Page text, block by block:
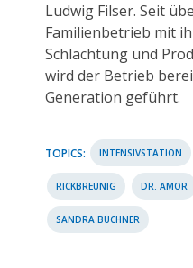
Ludwig Filser. Seit
Familienbetrieb mit
Schlachtung und
wird der Betrieb
Generation geführt.
TOPICS: INTENSIVSTATION
RICKBREUNIG DR. AMOR
SANDRA BUCHNER